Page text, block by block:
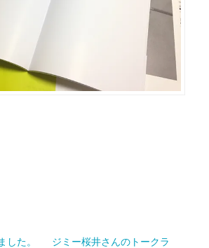
た。
ジミー桜井さんのトークラ